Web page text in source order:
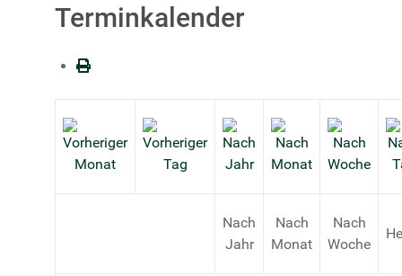
Terminkalender
Nach
Jahr
Nach
Monat
Nach
Woche